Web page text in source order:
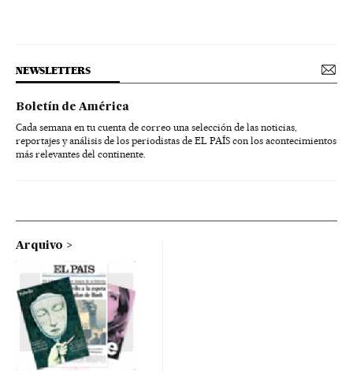
NEWSLETTERS
Boletín de América
Cada semana en tu cuenta de correo una selección de las noticias,
reportajes y análisis de los periodistas de EL PAÍS con los acontecimientos
más relevantes del continente.
Arquivo